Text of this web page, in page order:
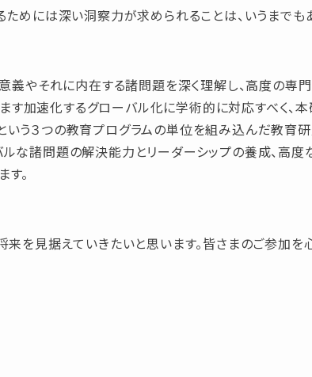
めには深い洞察力が求められることは、いうまでも
やそれに内在する諸問題を深く理解し、高度の専
す加速化するグローバル化に学術的に対応すべく、
う３つの教育プログラムの単位を組み込んだ教育
な諸問題の解決能力とリーダーシップの養成、高度
。
を見据えていきたいと思います。皆さまのご参加を